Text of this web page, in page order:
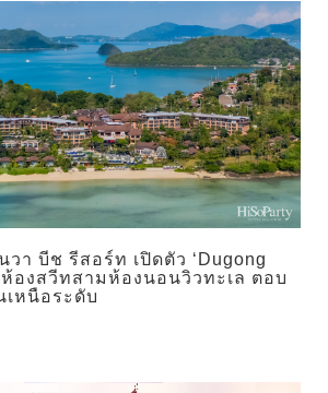
า บีช รีสอร์ท เปิดตัว ‘Dugong
ห้องสวีทสามห้องนอนวิวทะเล ตอบ
เหนือระดับ